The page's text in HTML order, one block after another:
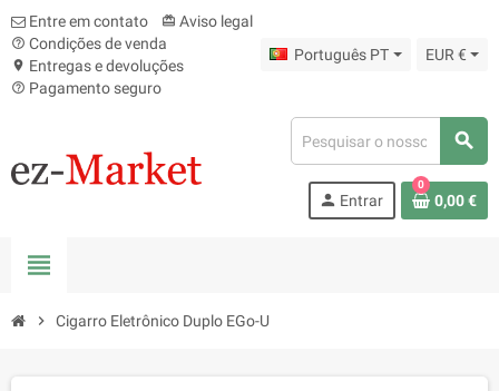
Entre em contato card_giftcard Aviso legal
help_outline Condições de venda
location_on Entregas e devoluções
help_outline Pagamento seguro
Português PT EUR €
search
person Entrar
0
0,00 €
view_headline
chevron_right Cigarro Eletrônico Duplo EGo-U